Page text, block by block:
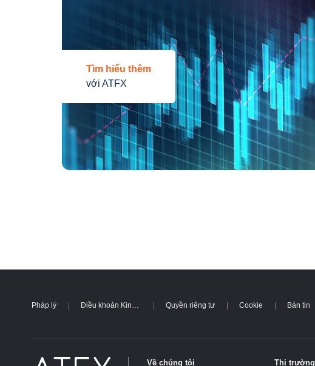
Tìm hiểu thêm
với ATFX
Pháp lý Điều khoản Kinh doanh Quyền riêng tư Cookie Bản tin
Về chúng tôi Thị trường